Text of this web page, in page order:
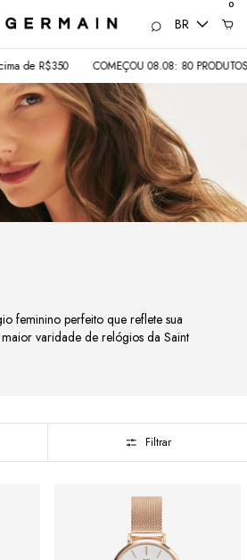
BR
0
R$350 COMEÇOU 08.08: 80 PRODUTOS
feminino perfeito que reflete sua
varidade de relógios da Saint
Filtrar